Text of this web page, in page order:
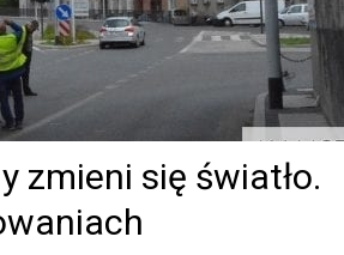
zmieni się światło.